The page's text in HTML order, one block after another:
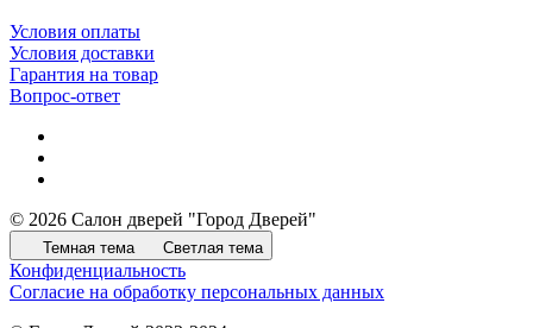
Условия оплаты
Условия доставки
Гарантия на товар
Вопрос-ответ
© 2026 Салон дверей "Город Дверей"
Темная тема Светлая тема
Конфиденциальность
Согласие на обработку персональных данных